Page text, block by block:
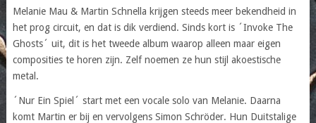
Melanie Mau & Martin Schnella krijgen steeds meer bekendheid in
het prog circuit, en dat is dik verdiend. Sinds kort is ´Invoke The
Ghosts´ uit, dit is het tweede album waarop alleen maar eigen
composities te horen zijn. Zelf noemen ze hun stijl akoestische
metal.
´Nur Ein Spiel´ start met een vocale solo van Melanie. Daarna
komt Martin er bij en vervolgens Simon Schröder. Hun Duitstalige